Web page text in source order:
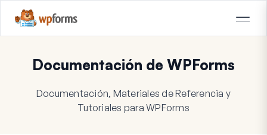
Documentación de WPForms
Documentación, Materiales de Referencia y
Tutoriales para WPForms